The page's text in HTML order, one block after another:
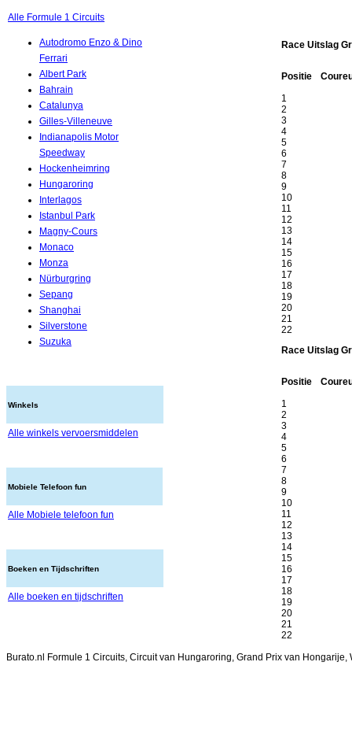
Alle Formule 1 Circuits
Autodromo Enzo & Dino
Ferrari
Albert Park
Bahrain
Catalunya
Gilles-Villeneuve
Indianapolis Motor
Speedway
Hockenheimring
Hungaroring
Interlagos
Istanbul Park
Magny-Cours
Monaco
Monza
Nürburgring
Sepang
Shanghai
Silverstone
Suzuka
Winkels
Alle winkels vervoersmiddelen
Mobiele Telefoon fun
Alle Mobiele telefoon fun
Boeken en Tijdschriften
Alle boeken en tijdschriften
Race Uitslag
Positie
1
2
3
4
5
6
7
8
9
10
11
12
13
14
15
16
17
18
19
20
21
22
Race Uitslag
Positie
1
2
3
4
5
6
7
8
9
10
11
12
13
14
15
16
17
18
19
20
21
22
Burato.nl Formule 1 Circuits, Circuit van Hungaroring, Grand Prix van